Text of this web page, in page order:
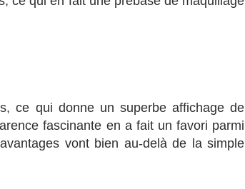
ce qui donne un superbe affichage de
fascinante en a fait un favori parmi
vont bien au-delà de la simple